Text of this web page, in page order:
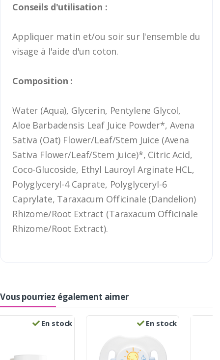
Conseils d'utilisation :
Appliquer matin et/ou soir sur l'ensemble du
visage à l'aide d'un coton.
Composition :
Water (Aqua), Glycerin, Pentylene Glycol,
Aloe Barbadensis Leaf Juice Powder*, Avena
Sativa (Oat) Flower/Leaf/Stem Juice (Avena
Sativa Flower/Leaf/Stem Juice)*, Citric Acid,
Coco-Glucoside, Ethyl Lauroyl Arginate HCL,
Polyglyceryl-4 Caprate, Polyglyceryl-6
Caprylate, Taraxacum Officinale (Dandelion)
Rhizome/Root Extract (Taraxacum Officinale
Rhizome/Root Extract).
Vous pourriez également aimer
En stock En stock